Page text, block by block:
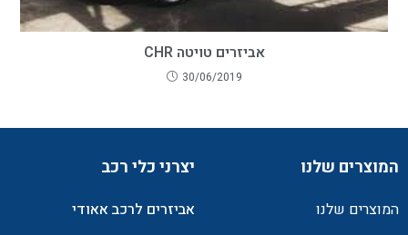
אביזרים טויטה CHR
30/06/2019
המוצרים שלנו
המוצרים שלנו
יצרני כלי רכב
אביזרים לרכב אאודי